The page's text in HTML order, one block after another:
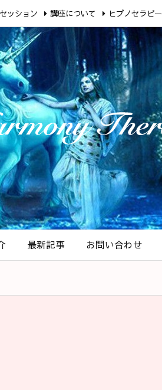
最新記事 お問い合わせ
セッション 講座について ヒプノセラピー